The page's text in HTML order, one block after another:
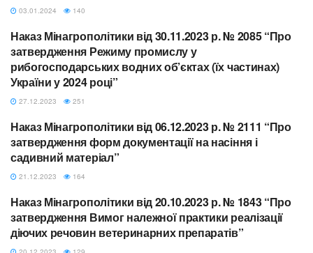
03.01.2024 140
МІНАГРОПОЛІТИКИ
Наказ Мінагрополітики від 30.11.2023 р. № 2085 “Про
затвердження Режиму промислу у
рибогосподарських водних об’єктах (їх частинах)
України у 2024 році”
27.12.2023 251
МІНАГРОПОЛІТИКИ
Наказ Мінагрополітики від 06.12.2023 р. № 2111 “Про
затвердження форм документації на насіння і
садивний матеріал”
21.12.2023 164
МІНАГРОПОЛІТИКИ
Наказ Мінагрополітики від 20.10.2023 р. № 1843 “Про
затвердження Вимог належної практики реалізації
діючих речовин ветеринарних препаратів”